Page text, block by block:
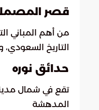
قصر
من أهم المباني
التاريخ
حدائق نوره
تقع في شمال
المدهشة